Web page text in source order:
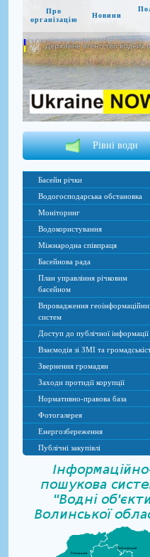
Про
організацію
Новини
Державне агентство водних
Рівні води
Басейн річки
Водогосподарська обстановка
Моніторинг
Водокористування
Міжнародна співпраця
Басейнова рада
План управління річковим
басейном
Впровадження
систем
Доступ до публічної інформації
Взаємодія зі ЗМІ та
Звернення громадян
Заходи протидії корупції
Нормативно-правова база
Фотогалерея
Енергозбереження
Публічні закупівлі